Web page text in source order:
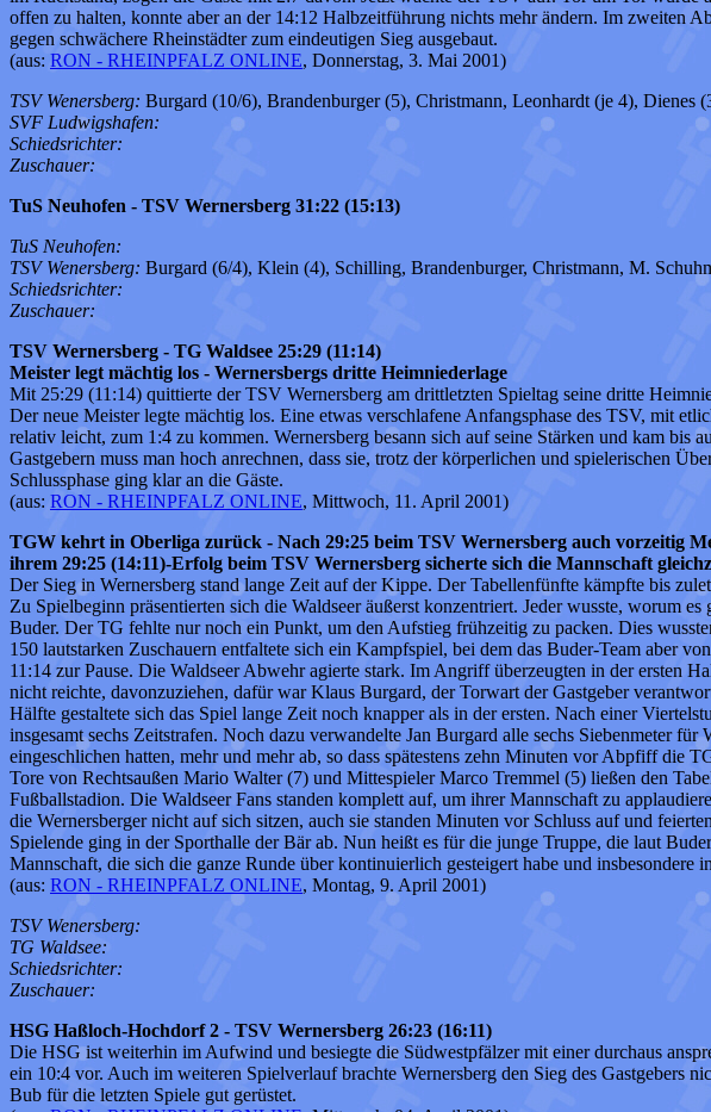
offen zu halten, konnte aber an der 14:12 Halbzeitführung nichts mehr ändern. Im zweiten
gegen schwächere Rheinstädter zum eindeutigen Sieg ausgebaut.
(aus: RON - RHEINPFALZ ONLINE, Donnerstag, 3. Mai 2001)
TSV Wenersberg: Burgard (10/6), Brandenburger (5), Christmann, Leonhardt (je 4),
SVF Ludwigshafen:
Schiedsrichter:
Zuschauer:
TuS Neuhofen - TSV Wernersberg 31:22 (15:13)
TuS Neuhofen:
TSV Wenersberg: Burgard (6/4), Klein (4), Schilling, Brandenburger, Christmann, M.
Schiedsrichter:
Zuschauer:
TSV Wernersberg - TG Waldsee 25:29 (11:14)
Meister legt mächtig los - Wernersbergs dritte Heimniederlage
Mit 25:29 (11:14) quittierte der TSV Wernersberg am drittletzten Spieltag seine dritte
Der neue Meister legte mächtig los. Eine etwas verschlafene Anfangsphase des TSV, mit
relativ leicht, zum 1:4 zu kommen. Wernersberg besann sich auf seine Stärken und kam
Gastgebern muss man hoch anrechnen, dass sie, trotz der körperlichen und spielerischen
Schlussphase ging klar an die Gäste.
(aus: RON - RHEINPFALZ ONLINE, Mittwoch, 11. April 2001)
TGW kehrt in Oberliga zurück - Nach 29:25 beim TSV Wernersberg auch vorzeitig
ihrem 29:25 (14:11)-Erfolg beim TSV Wernersberg sicherte sich die Mannschaft
Der Sieg in Wernersberg stand lange Zeit auf der Kippe. Der Tabellenfünfte kämpfte bis
Zu Spielbeginn präsentierten sich die Waldseer äußerst konzentriert. Jeder wusste, worum
Buder. Der TG fehlte nur noch ein Punkt, um den Aufstieg frühzeitig zu packen. Dies
150 lautstarken Zuschauern entfaltete sich ein Kampfspiel, bei dem das Buder-Team aber
11:14 zur Pause. Die Waldseer Abwehr agierte stark. Im Angriff überzeugten in der ersten
nicht reichte, davonzuziehen, dafür war Klaus Burgard, der Torwart der Gastgeber
Hälfte gestaltete sich das Spiel lange Zeit noch knapper als in der ersten. Nach einer
insgesamt sechs Zeitstrafen. Noch dazu verwandelte Jan Burgard alle sechs Siebenmeter
eingeschlichen hatten, mehr und mehr ab, so dass spätestens zehn Minuten vor Abpfiff die
Tore von Rechtsaußen Mario Walter (7) und Mittespieler Marco Tremmel (5) ließen den
Fußballstadion. Die Waldseer Fans standen komplett auf, um ihrer Mannschaft zu
die Wernersberger nicht auf sich sitzen, auch sie standen Minuten vor Schluss auf und
Spielende ging in der Sporthalle der Bär ab. Nun heißt es für die junge Truppe, die laut
Mannschaft, die sich die ganze Runde über kontinuierlich gesteigert habe und insbesondere
(aus: RON - RHEINPFALZ ONLINE, Montag, 9. April 2001)
TSV Wenersberg:
TG Waldsee:
Schiedsrichter:
Zuschauer:
HSG Haßloch-Hochdorf 2 - TSV Wernersberg 26:23 (16:11)
Die HSG ist weiterhin im Aufwind und besiegte die Südwestpfälzer mit einer durchaus
ein 10:4 vor. Auch im weiteren Spielverlauf brachte Wernersberg den Sieg des Gastgebers
Bub für die letzten Spiele gut gerüstet.